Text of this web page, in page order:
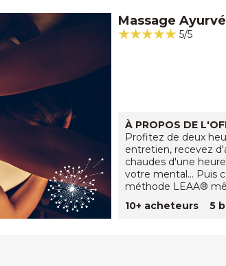
Massage
5/5
À PROPOS DE
Profitez de deux heures
entretien, recevez
chaudes d'une
votre mental... Puis
méthode LEAA®
10+ acheteurs 5